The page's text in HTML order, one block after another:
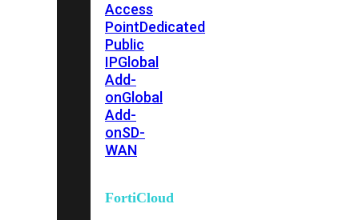
Access
PointDedicated
Public
IPGlobal
Add-
onGlobal
Add-
onSD-
WAN
FortiCloud